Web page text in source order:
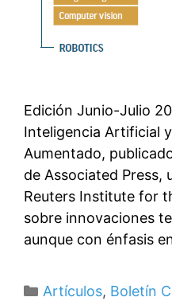
Edición Junio-Julio
Inteligencia Artificial
Aumentado,
de Associated Press,
Reuters Institute for
sobre innovaciones
aunque con énfasis
Categorías
Artículos, Boletín